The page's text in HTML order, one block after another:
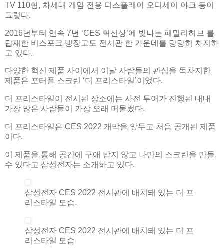
TV 110형, 차세대 게임 전용 디스플레이 오디세이 아크 등이
그렇다.
2016년부터 연속 7년 ‘CES 혁신상’에 빛나는 패밀리허브 를
탑재한 비스포크 냉장고도 전시관 한 가운데를 당당히 차지하
고 있다.
다양한 혁신 제품 사이에서 이날 사람들의 관심을 독차지한
제품은 포터플 스크린 ‘더 프리스타일’이었다.
더 프리스타일이 전시된 장소에는 사전 투어가 진행된 내내
가장 많은 사람들이 가장 오래 머물렀다.
더 프리스타일은 CES 2022 개막을 앞두고 처음 공개된 제품
이다.
이 제품을 통해 공간에 구애 받지 않고 나만의 스크린을 만들
수 있다고 삼성전자는 소개하고 있다.
삼성전자 CES 2022 전시관에 배치돼 있는 더 프
리스타일 모습.
삼성전자 CES 2022 전시관에 배치돼 있는 더 프
리스타일 모습